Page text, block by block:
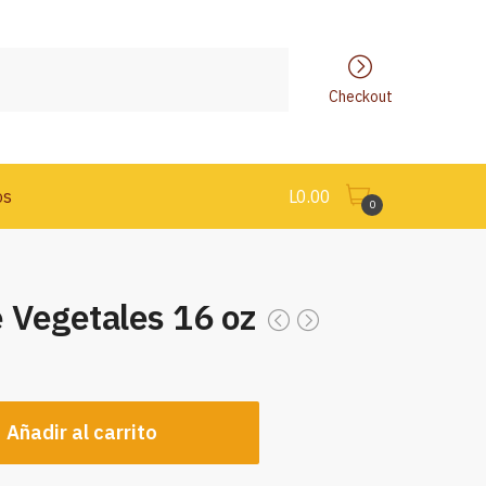
Checkout
L0.00 0
16 oz
Añadir al carrito